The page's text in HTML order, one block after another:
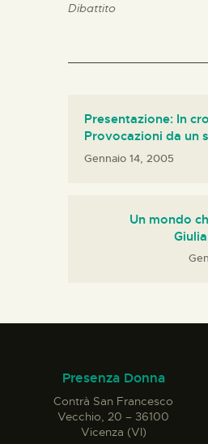
Dibattito
Presentazione: In
Provocazioni da un
Gennaio 14, 2005
Un mondo
Presenza Donna
Contrà San Francesco
Vecchio, 20 – 36100
Vicenza (VI)